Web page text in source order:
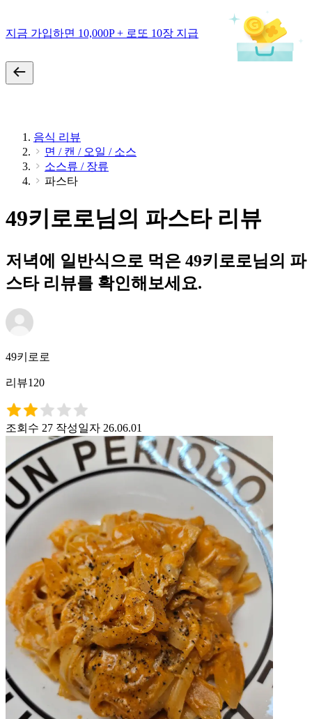
지금 가입하면 10,000P + 로또 10장 지급
음식 리뷰
면 / 캔 / 오일 / 소스
소스류 / 장류
파스타
49키로로님의 파스타 리뷰
저녁에 일반식으로 먹은 49키로로님의 파
스타 리뷰를 확인해보세요.
49키로로
리뷰120
조회수 27 작성일자 26.06.01